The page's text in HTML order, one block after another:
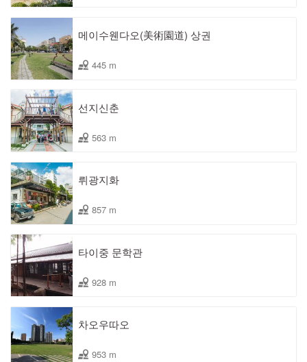
메이수웬다오(美術園道) 상권
445 m
선지신춘
563 m
뤼광지화
857 m
타이중 문학관
928 m
차오우따오
953 m